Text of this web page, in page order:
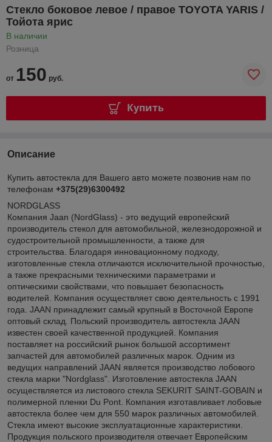
Стекло боковое левое / правое TOYOTA YARIS /
Тойота ярис
В наличии
Розница
от 150 руб.
Купить
Описание
Купить автостекла для Вашего авто можете позвонив нам по
телефонам +375(29)6300492
NORDGLASS
Компания Jaan (NordGlass) - это ведущий европейский
производитель стекол для автомобильной, железнодорожной и
судостроительной промышленности, а также для
строительства. Благодаря инновационному подходу,
изготовленные стекла отличаются исключительной прочностью,
а также прекрасными техническими параметрами и
оптическими свойствами, что повышает безопасность
водителей. Компания осуществляет свою деятельность с 1991
года. JAAN принадлежит самый крупный в Восточной Европе
оптовый склад. Польский производитель автостекла JAAN
известен своей качественной продукцией. Компания
поставляет на российский рынок большой ассортимент
запчастей для автомобилей различных марок. Одним из
ведущих направлений JAAN является производство лобового
стекла марки "Nordglass". Изготовление автостекла JAAN
осуществляется из листового стекла SEKURIT SAINT-GOBAIN и
полимерной пленки Du Pont. Компания изготавливает лобовые
автостекла более чем для 550 марок различных автомобилей.
Стекла имеют высокие эксплуатационные характеристики.
Продукция польского производителя отвечает Европейским